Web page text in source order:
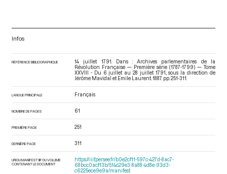
Infos
RÉFÉRENCE BIBLIOGRAPHIQUE
14 juillet 1791. Dans : Archives parlementaires de la
Révolution Française — Première série (1787-1799) — Tome
XXVIII - Du 6 juillet au 28 juillet 1791.
, sous la direction de
Jérôme Mavidal et Emile Laurent. 1887. pp. 251-311.
LANGUE PRINCIPALE Français
NOMBRE DE PAGES 61
PREMIÈRE PAGE 251
DERNIÈRE PAGE 311
URI DU MANIFEST IIIF DU VOLUME
CONTENANT LE DOCUMENT
https://iiif.persee.fr/b0e2cf11-597c-427d-8ac7-
68bcc0acf13b/514c29e3-8a88-4d8e-93d3-
c6225ece9e9a/manifest